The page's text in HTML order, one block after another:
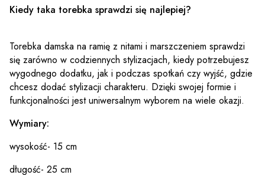
Kiedy taka torebka sprawdzi się najlepiej?
Torebka damska na ramię z nitami i marszczeniem sprawdzi
się zarówno w codziennych stylizacjach, kiedy potrzebujesz
wygodnego dodatku, jak i podczas spotkań czy wyjść, gdzie
chcesz dodać stylizacji charakteru. Dzięki swojej formie i
funkcjonalności jest uniwersalnym wyborem na wiele okazji.
Wymiary:
wysokość- 15 cm
długość- 25 cm